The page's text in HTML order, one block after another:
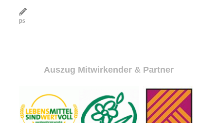
ps
Auszug Mitwirkender & Partner